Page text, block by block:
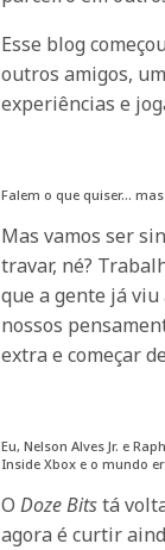
Esse blog
outros amigos,
experiências e
Falem o que quiser…
Mas vamos ser
travar, né?
que a gente já viu
nossos
extra e começar
Eu, Nelson Alves Jr. e
Inside Xbox e o mundo
ODoze Bitstá
agora é curtir